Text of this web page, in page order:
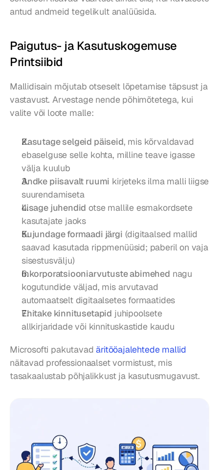
antud andmeid tegelikult analüüsida.
Paigutus- ja Kasutuskogemuse
Printsiibid
Mallidisain mõjutab otseselt lõpetamise täpsust ja
vastavust. Arvestage nende põhimõtetega, kui
valite või loote malle:
Kasutage selgeid päiseid, mis kõrvaldavad
ebaselguse selle kohta, milline teave igasse
välja kuulub
Andke piisavalt ruumi kirjeteks ilma malli liigse
suurendamiseta
Lisage juhendid otse mallile esmakordsete
kasutajate jaoks
Kujundage formaadi järgi (digitaalsed mallid
saavad kasutada rippmenüüsid; paberil on vaja
sisestusvälju)
Inkorporatsiooniarvutuste abimehed nagu
kogutundide väljad, mis arvutavad
automaatselt digitaalsetes formaatides
Ehitake kinnitusetapid juhipoolsete
allkirjaridade või kinnituskastide kaudu
Microsofti pakutavad äritööajalehtede mallid
näitavad professionaalset vormistust, mis
tasakaalustab põhjalikkust ja kasutusmugavust.